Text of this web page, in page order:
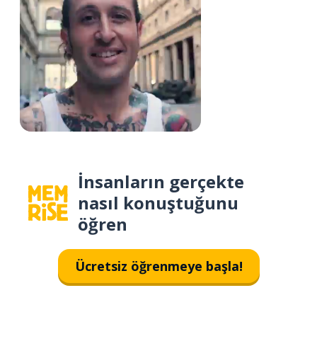
İnsanların gerçekte
nasıl konuştuğunu
öğren
Ücretsiz öğrenmeye başla!